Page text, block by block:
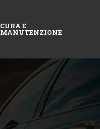
CURA E
MANUTENZIONE